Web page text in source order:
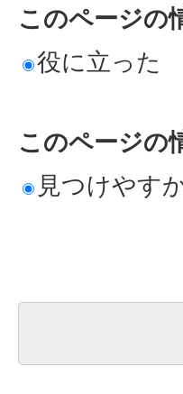
このページの
役に立った
このページの
見つけやす